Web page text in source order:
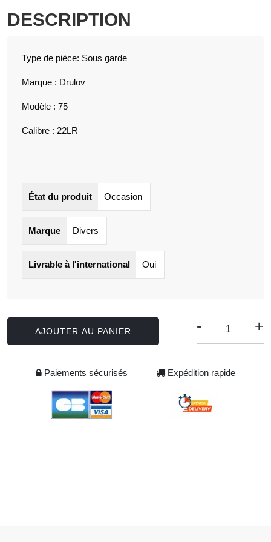
DESCRIPTION
Type de pièce: Sous garde
Marque : Drulov
Modèle : 75
Calibre : 22LR
État du produit Occasion
Marque Divers
Livrable à l'international Oui
AJOUTER AU PANIER - +
Paiements sécurisés Expédition rapide